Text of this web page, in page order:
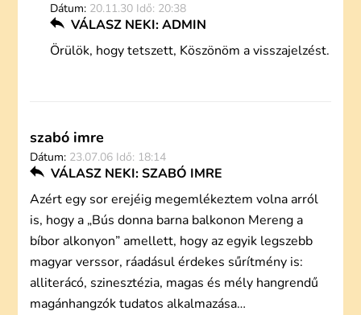
Dátum: 20.11.30 Idő: 20:38
VÁLASZ NEKI: ADMIN
Örülök, hogy tetszett, Köszönöm a visszajelzést.
szabó imre
Dátum: 23.07.06 Idő: 18:14
VÁLASZ NEKI: SZABÓ IMRE
Azért egy sor erejéig megemlékeztem volna arról
is, hogy a „Bús donna barna balkonon Mereng a
bíbor alkonyon” amellett, hogy az egyik legszebb
magyar verssor, ráadásul érdekes sűrítmény is:
alliterácó, szinesztézia, magas és mély hangrendű
magánhangzók tudatos alkalmazása…